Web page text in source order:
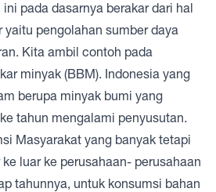
pada dasarnya berakar dari hal
yaitu pengolahan sumber daya
Kita ambil contoh pada
minyak (BBM). Indonesia yang
berupa minyak bumi yang
tahun mengalami penyusutan.
Masyarakat yang banyak tetapi
luar ke perusahaan- perusahaan
tahunnya, untuk konsumsi bahan